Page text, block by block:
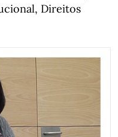
Direitos